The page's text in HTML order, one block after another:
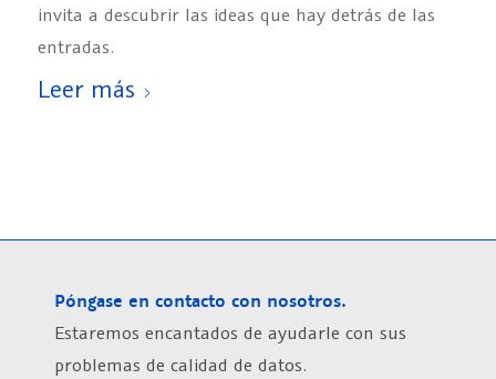
invita a descubrir las ideas que hay detrás de las
entradas.
Leer más
Póngase en contacto con nosotros.
Estaremos encantados de ayudarle con sus
problemas de calidad de datos.